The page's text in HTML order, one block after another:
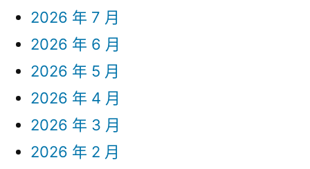
2026 年 7 月
2026 年 6 月
2026 年 5 月
2026 年 4 月
2026 年 3 月
2026 年 2 月